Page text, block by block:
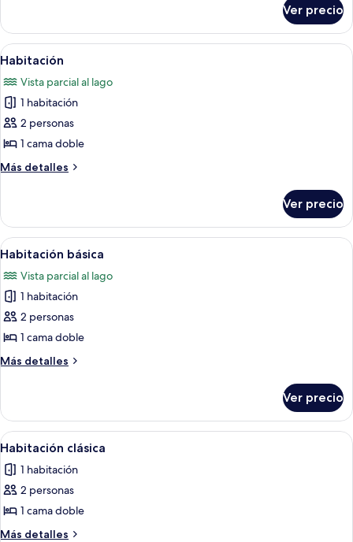
clásica
Ver precio
Abrir
todas
las
fotos
de
Habitación
Una cama individual con una colcha
2
Habitación
Vista parcial al lago
1 habitación
2 personas
1 cama doble
Más detalles
Más
Ver precio
Abrir
todas
las
fotos
de
Habitación
básica
Un dormitorio con cama, ventana y
1
Habitación básica
Vista parcial al lago
1 habitación
2 personas
1 cama doble
Más detalles
Más
básica
Ver precio
Abrir
todas
las
fotos
de
Habitación
Un dormitorio con cama, puerta
1
Habitación clásica
1 habitación
2 personas
1 cama doble
Más detalles
Más